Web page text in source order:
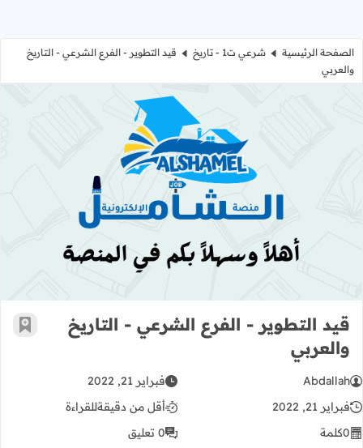
الصفحة الرئيسية شرعي ت1 - تاريخ
قيد التطوير - الفرع الشرعي - التاريخ
والعربي
قيد التطوير - الفرع الشرعي - التاريخ
قيد التطوير - الفرع الشرعي - التاريخ
والعربي
أضف
Abdallah
فبراير 21, 2022
فبراير 21, 2022
أقل من دقيقةللقراءة
0كلمة 0 تعليق